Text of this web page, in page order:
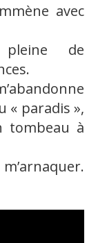
avec
de
« paradis »,
tombeau à